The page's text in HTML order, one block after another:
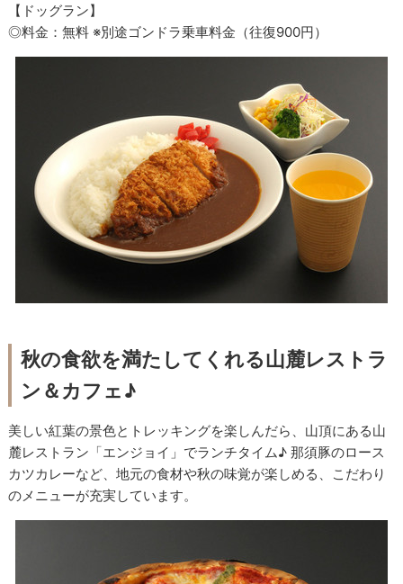
【ドッグラン】
◎料金：無料 ※別途ゴンドラ乗車料金（往復900円）
秋の食欲を満たしてくれる山麓レストラ
ン＆カフェ♪
美しい紅葉の景色とトレッキングを楽しんだら、山頂にある山
麓レストラン「エンジョイ」でランチタイム♪ 那須豚のロース
カツカレーなど、地元の食材や秋の味覚が楽しめる、こだわり
のメニューが充実しています。